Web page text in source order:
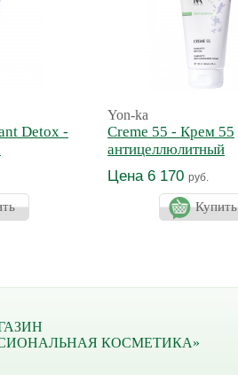
Detox -
Yon-ka
Creme 55 - Крем 55
антицеллюлитный
Цена 6 170 руб.
Купить
КОСМЕТИКА»